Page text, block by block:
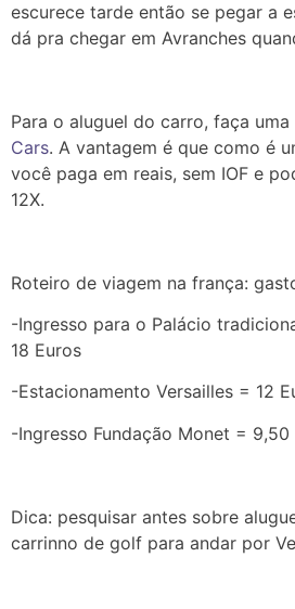
escurece tarde então se pegar a
dá pra chegar em Avranches
Para o aluguel do carro, faça
Cars. A vantagem é que como é
você paga em reais, sem IOF e
12X.
Roteiro de viagem na frança:
-Ingresso para o Palácio
18 Euros
-Estacionamento Versailles = 12
-Ingresso Fundação Monet = 9,50
Dica: pesquisar antes sobre
carrinno de golf para andar por